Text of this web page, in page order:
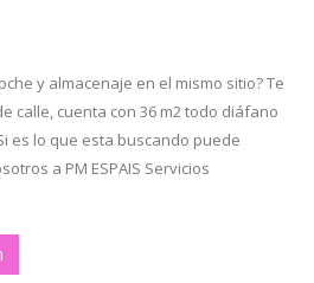
y almacenaje en el mismo sitio? Te
calle, cuenta con 36 m2 todo diáfano
es lo que esta buscando puede
a PM ESPAIS Servicios